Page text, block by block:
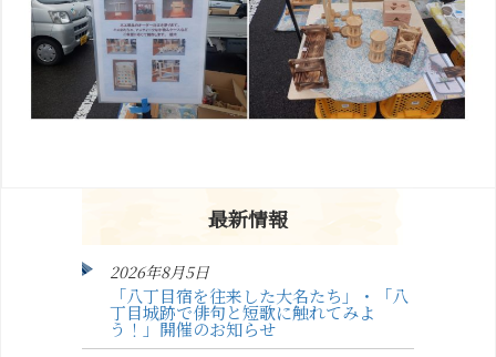
最新情報
2026年8月5日
「八丁目宿を往来した大名たち」・「八
丁目城跡で俳句と短歌に触れてみよ
う！」開催のお知らせ